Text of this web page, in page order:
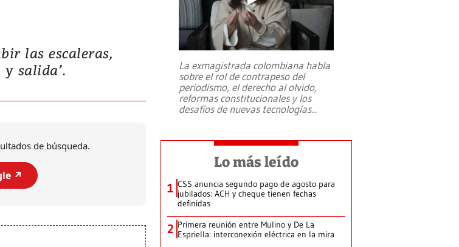
las escaleras,
salida’.
de búsqueda.
↗️
La exmagistrada colombiana habla
sobre el rol de contrapeso del
periodismo, el derecho al olvido,
reformas constitucionales y los
desafíos de nuevas tecnologías...
Lo más leído
1 CSS anuncia segundo pago de agosto para
jubilados: ACH y cheque tienen fechas
definidas
2 Primera reunión entre Mulino y De La
Espriella: interconexión eléctrica en la mira